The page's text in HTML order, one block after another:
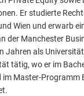
Er studierte
Wien und erwarb
der Manchester
Jahren als
tätig, wo er im
im Master-Programm